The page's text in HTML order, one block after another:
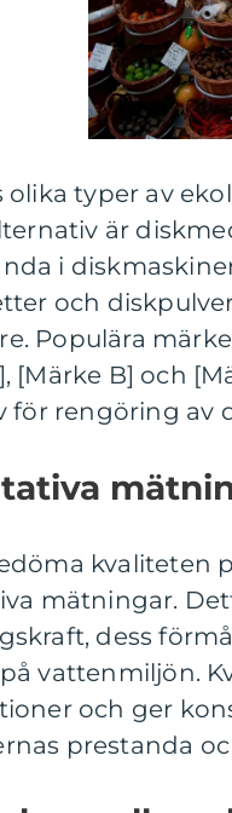
olika typer av
är
i
och
Populära
[Märke B] och
för rengöring av
kvaliteten
mätningar.
dess
vattenmiljön.
och ger
prestanda